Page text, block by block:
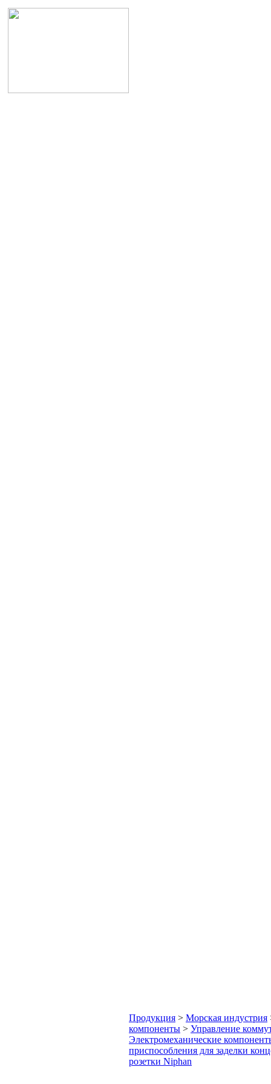
Продукция > Морская индустрия
компоненты > Управление
Электромеханические
приспособления для заделки
розетки Niphan